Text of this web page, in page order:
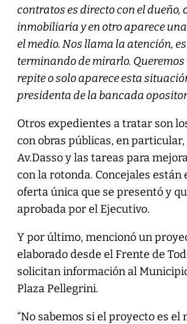
contratos es directo con el dueño,
inmobiliaria y en otro aparece
el medio. Nos llama la atención,
terminando de mirarlo. Queremos
repite o solo aparece esta
presidenta de la bancada
Otros expedientes a tratar son
con obras públicas, en
Av.Dasso y las tareas para
con la rotonda. Concejales están
oferta única que se presentó y
aprobada por el Ejecutivo.
Y por último, mencionó un
elaborado desde el Frente de
solicitan información al
Plaza Pellegrini.
“No sabemos si el proyecto es el